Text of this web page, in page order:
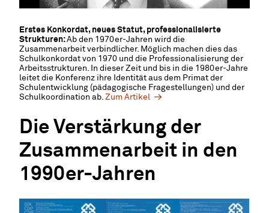
Erstes Konkordat, neues Statut, professionalisierte
Strukturen:Ab den 1970er-Jahren wird die
Zusammenarbeit verbindlicher. Möglich machen dies das
Schulkonkordat von 1970 und die Professionalisierung der
Arbeitsstrukturen. In dieser Zeit und bis in die 1980er-Jahre
leitet die Konferenz ihre Identität aus dem Primat der
Schulentwicklung (pädagogische Fragestellungen) und der
Schulkoordination ab. Zum Artikel
Die Verstärkung der
Zusammenarbeit in den
1990er-Jahren